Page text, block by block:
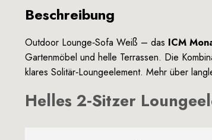
Beschreibung
Outdoor Lounge‑Sofa Weiß – das ICM
Gartenmöbel und helle Terrassen. Die
klares Solitär‑Loungeelement. Mehr über
Helles 2‑Sitzer